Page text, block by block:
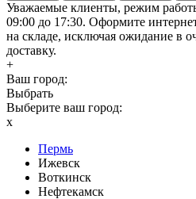
Уважаемые клиенты, режим
09:00 до 17:30. Оформите
на складе, исключая ожидание в
доставку.
+
Ваш город:
Выбрать
Выберите ваш город:
x
Пермь
Ижевск
Воткинск
Нефтекамск